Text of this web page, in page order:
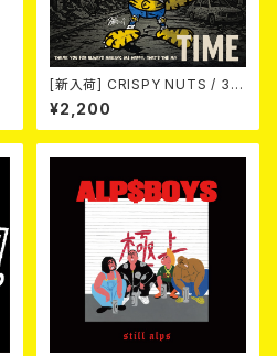
[新入荷] CRISPY NUTS / 30t
h Anniversary Vol.1 (7"EP)
¥2,200